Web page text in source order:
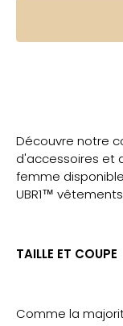
Découvre notre
d'accessoires et
femme
UBR1™
TAILLE ET COUPE
Comme la